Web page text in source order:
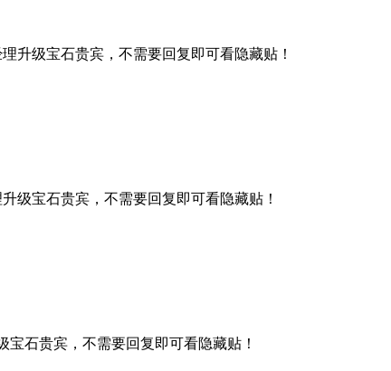
升级宝石贵宾，不需要回复即可看隐藏贴！
级宝石贵宾，不需要回复即可看隐藏贴！
石贵宾，不需要回复即可看隐藏贴！